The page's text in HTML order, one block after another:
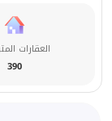
العقارات
390